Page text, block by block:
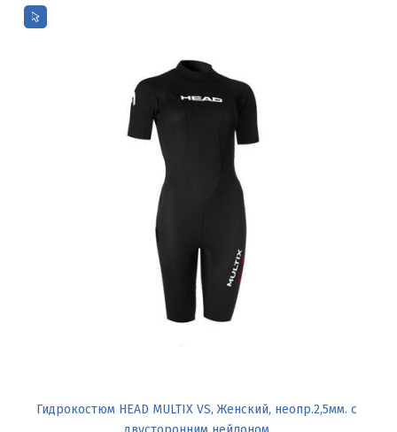
Гидрокостюм HEAD MULTIX VS, Женский, неопр.2,5мм. с